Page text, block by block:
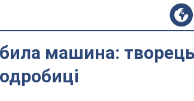
машина: